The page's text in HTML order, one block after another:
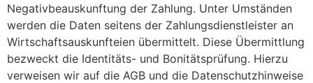
Negativbeauskunftung der Zahlung. Unter Umständen
werden die Daten seitens der Zahlungsdienstleister an
Wirtschaftsauskunfteien übermittelt. Diese Übermittlung
bezweckt die Identitäts- und Bonitätsprüfung. Hierzu
verweisen wir auf die AGB und die Datenschutzhinweise